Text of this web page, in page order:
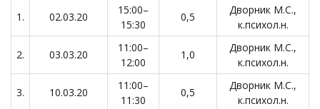
1. 02.03.20
15:00–
15:30
0,5
Дворник М.С.,
к.психол.н.
2. 03.03.20
11:00–
12:00
1,0
Дворник М.С.,
к.психол.н.
3. 10.03.20
11:00–
11:30
0,5
Дворник М.С.,
к.психол.н.